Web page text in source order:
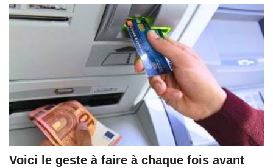
Voici le geste à faire à chaque fois avant